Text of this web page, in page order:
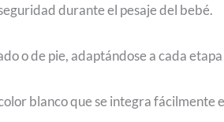
durante el pesaje del bebé.
o de pie, adaptándose a cada
blanco que se integra fácilmente